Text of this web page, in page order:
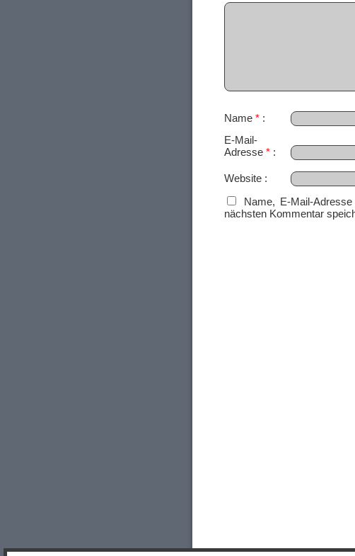
Name *
E-Mail-
Adresse *
Website
Name, E-Mail-
nächsten Kommentar